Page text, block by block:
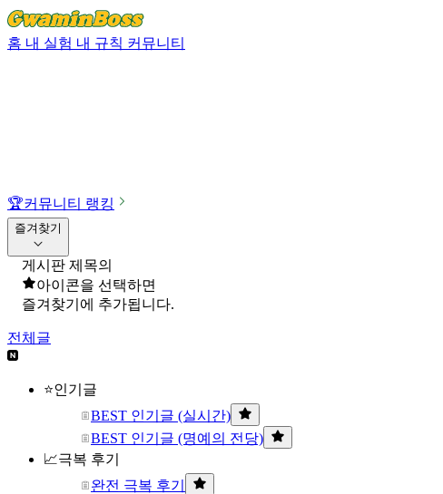
홈 내 실험 내 규칙 커뮤니티
🏆커뮤니티 랭킹
즐겨찾기
게시판 제목의
아이콘을 선택하면
즐겨찾기에 추가됩니다.
전체글
⭐인기글
BEST 인기글 (실시간)
BEST 인기글 (명예의 전당)
📈극복 후기
완전 극복 후기